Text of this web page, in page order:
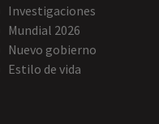
Investigaciones
Mundial 2026
Nuevo gobierno
Estilo de vida